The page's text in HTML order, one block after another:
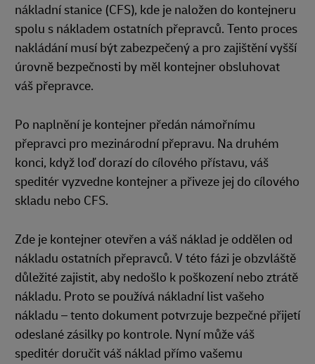
nákladní stanice (CFS), kde je naložen do kontejneru
spolu s nákladem ostatních přepravců. Tento proces
nakládání musí být zabezpečený a pro zajištění vyšší
úrovně bezpečnosti by měl kontejner obsluhovat
váš přepravce.
Po naplnění je kontejner předán námořnímu
přepravci pro mezinárodní přepravu. Na druhém
konci, když loď dorazí do cílového přístavu, váš
speditér vyzvedne kontejner a přiveze jej do cílového
skladu nebo CFS.
Zde je kontejner otevřen a váš náklad je oddělen od
nákladu ostatních přepravců. V této fázi je obzvláště
důležité zajistit, aby nedošlo k poškození nebo ztrátě
nákladu. Proto se používá nákladní list vašeho
nákladu – tento dokument potvrzuje bezpečné přijetí
odeslané zásilky po kontrole. Nyní může váš
speditér doručit váš náklad přímo vašemu